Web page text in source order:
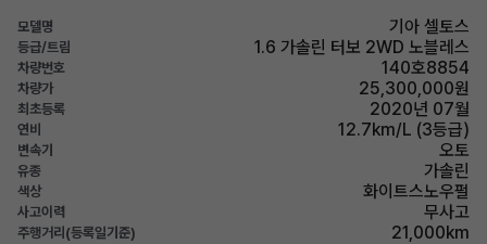
모델명 기아 셀토스
등급/트림 1.6 가솔린 터보 2WD 노블레스
차량번호 140호8854
차량가 25,300,000원
최초등록 2020년 07월
연비 12.7km/L (3등급)
변속기 오토
유종 가솔린
색상 화이트스노우펄
사고이력 무사고
주행거리(등록일기준) 21,000km